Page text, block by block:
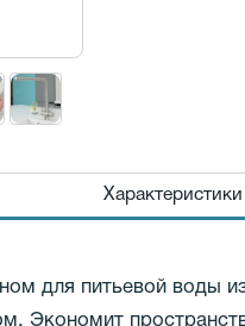
Характеристики
для питьевой воды
Экономит